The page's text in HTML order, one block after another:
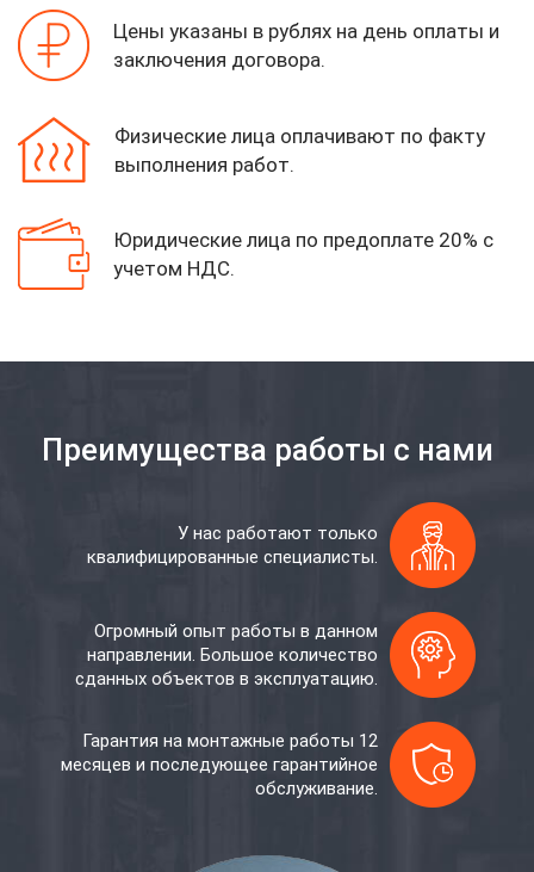
Цены указаны в рублях на день оплаты и
заключения договора.
Физические лица оплачивают по факту
выполнения работ.
Юридические лица по предоплате 20% с
учетом НДС.
Преимущества работы с нами
У нас работают только
квалифицированные специалисты.
Огромный опыт работы в данном
направлении. Большое количество
сданных объектов в эксплуатацию.
Гарантия на монтажные работы 12
месяцев и последующее гарантийное
обслуживание.